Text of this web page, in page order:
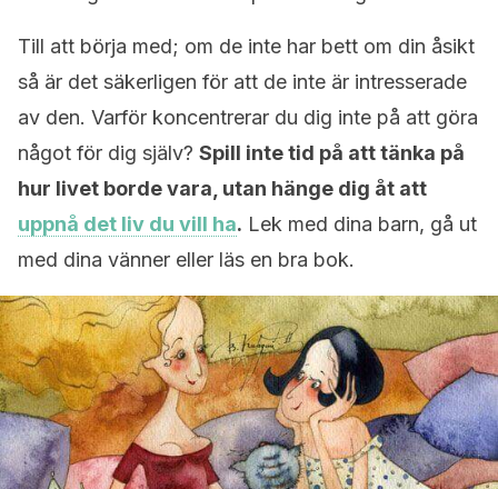
Till att börja med; om de inte har bett om din åsikt
så är det säkerligen för att de inte är intresserade
av den. Varför koncentrerar du dig inte på att göra
något för dig själv? Spill inte tid på att tänka på
hur livet borde vara, utan hänge dig åt att
uppnå det liv du vill ha. Lek med dina barn, gå ut
med dina vänner eller läs en bra bok.